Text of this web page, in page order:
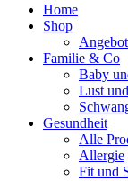
Home
Shop
Familie & Co
Baby
Lust
Gesundheit
Alle
Allergie
Fit und